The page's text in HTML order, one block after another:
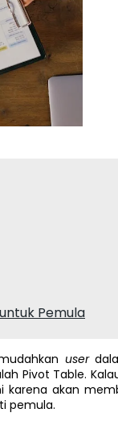
Pemula
user
Pivot Table.
karena akan
pemula.